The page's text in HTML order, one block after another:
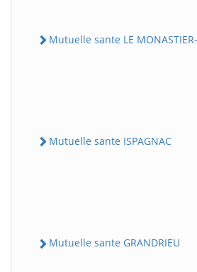
Mutuelle sante LE
Mutuelle sante ISPAGNAC
Mutuelle sante GRANDRIEU